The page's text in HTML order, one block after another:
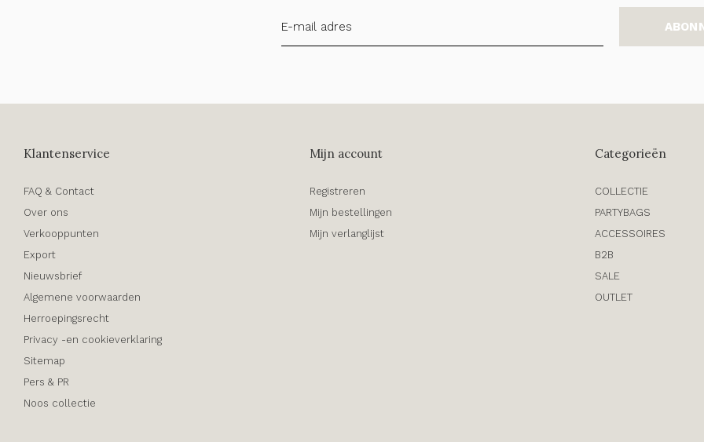
Klantenservice
FAQ & Contact
Over ons
Verkooppunten
Export
Nieuwsbrief
Algemene voorwaarden
Herroepingsrecht
Privacy -en cookieverklaring
Sitemap
Pers & PR
Noos collectie
Mijn account
Registreren
Mijn bestellingen
Mijn verlanglijst
Categorieën
COLLECTIE
PARTYBAGS
ACCESSOIRES
B2B
SALE
OUTLET